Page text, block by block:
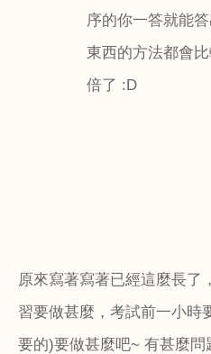
序的你一答就能
東西的方法都會
倍了 :D
原來寫著寫著已經這麼長了
習要做甚麼，考試前一小時
要的)要做甚麼吧~ 有甚麼問